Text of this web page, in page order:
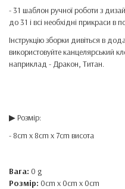
- 31 шаблон ручної роботи з
до 31 і всі необхідні прикраси в
Інструкцію зборки дивіться в
використовуйте канцелярський
наприклад - Дракон, Титан.
▶ Розмір:
- 8cm x 8cm x 7cm висота
Вага: 0 g
Розмір: 0cm x 0cm x 0cm